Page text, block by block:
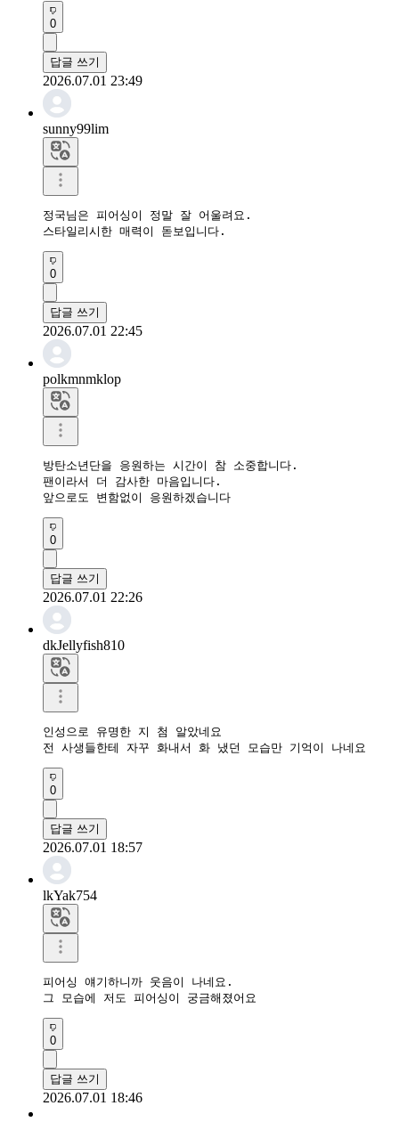
0
답글 쓰기
2026.07.01 23:49
sunny99lim
정국님은 피어싱이 정말 잘 어울려요.
스타일리시한 매력이 돋보입니다.
0
답글 쓰기
2026.07.01 22:45
polkmnmklop
방탄소년단을 응원하는 시간이 참 소중합니다.
팬이라서 더 감사한 마음입니다.
앞으로도 변함없이 응원하겠습니다
0
답글 쓰기
2026.07.01 22:26
dkJellyfish810
인성으로 유명한 지 첨 알았네요
전 사생들한테 자꾸 화내서 화 냈던 모습만 기억이 나네요
0
답글 쓰기
2026.07.01 18:57
lkYak754
피어싱 얘기하니까 웃음이 나네요.
그 모습에 저도 피어싱이 궁금해졌어요
0
답글 쓰기
2026.07.01 18:46